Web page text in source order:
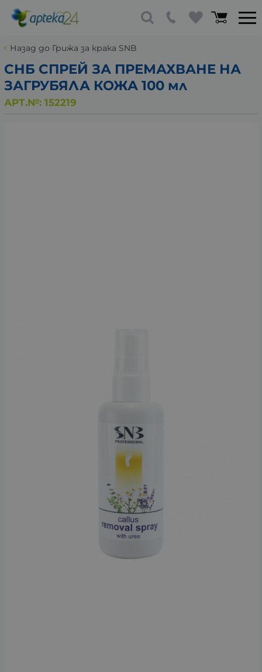
Назад до Грижа за крака SNB
СНБ СПРЕЙ ЗА ПРЕМАХВАНЕ НА
ЗАГРУБЯЛА КОЖА 100 мл
АРТ.№: 152219